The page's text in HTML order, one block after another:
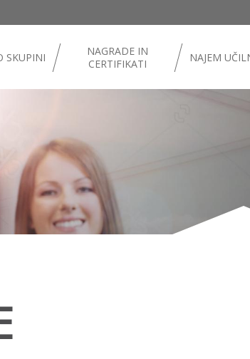
SKUPINI
NAGRADE IN
CERTIFIKATI
NAJEM